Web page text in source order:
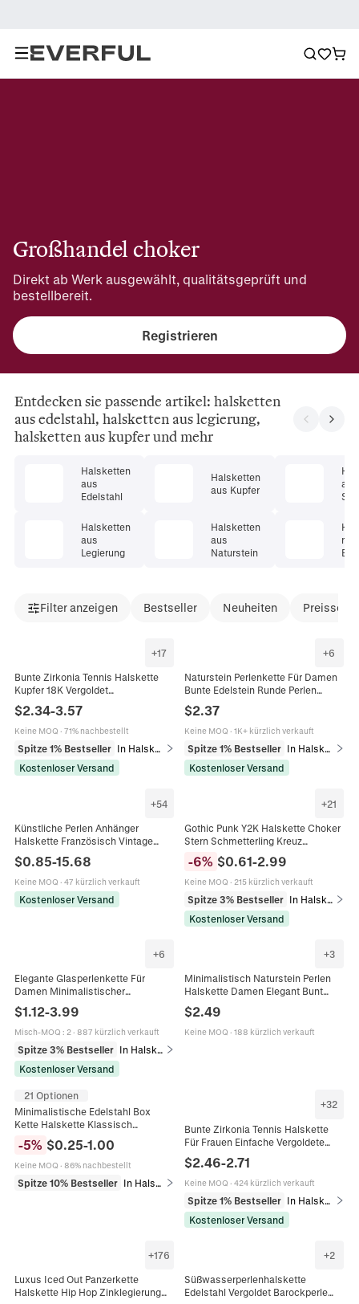
Großhandel choker
Direkt ab Werk ausgewählt, qualitätsgeprüft und
bestellbereit.
Registrieren
Entdecken sie passende artikel: halsketten
aus edelstahl, halsketten aus legierung,
halsketten aus kupfer und mehr
Halsketten
aus
Edelstahl
Halsketten
aus
Legierung
Halsketten
aus Kupfer
Halsketten
aus
Naturstein
mit
Filter anzeigen Bestseller Neuheiten
+17
Bunte Zirkonia Tennis Halskette
Kupfer 18K Vergoldet
Smaragdschliff Rechteckige Runde
Steine Choker Schmuck Für
Damen
$2.34-3.57
Keine MOQ · 71% nachbestellt
Spitze 1% Bestseller
In Halsketten
Kostenloser Versand
+6
Naturstein Perlenkette Für Damen
Bunte Edelstein Runde Perlen
Choker Bohemian Sommer
Schmuck Mit Legierung
Verlängerung
$2.37
Keine MOQ · 1K+ kürzlich verkauft
Spitze 1% Bestseller
In Halsketten
Kostenloser Versand
+54
Künstliche Perlen Anhänger
Halskette Französisch Vintage
Barock Unregelmäßig Legierung
Zirkon Bogen Herz Elegant
Schlüsselbein Choker
$0.85-15.68
Keine MOQ · 47 kürzlich verkauft
Kostenloser Versand
+21
Gothic Punk Y2K Halskette Choker
Stern Schmetterling Kreuz
Anhänger Legierung Edelstahl
Perlen Grunge Schmuck
-6% $0.61-2.99
Keine MOQ · 215 kürzlich verkauft
Spitze 3% Bestseller
In Halsketten
Kostenloser Versand
+6
Elegante Glasperlenkette Für
Damen Minimalistischer
Französischer Stil Runde
Hochglänzende Choker Mit
Edelstahlverschluss
$1.12-3.99
Misch-MOQ : 2· 887 kürzlich verkauft
Spitze 3% Bestseller
In Halsketten
Kostenloser Versand
+3
Minimalistisch Naturstein Perlen
Halskette Damen Elegant Bunt
Rundstein Edelstahl Verschluss
Choker Schmuck Geschenk
$2.49
Keine MOQ · 188 kürzlich verkauft
21 Optionen
Minimalistische Edelstahl Box
Kette Halskette Klassisch
Hochglanzpoliert Einfache
Gliederkette Choker Für Damen
Herren Unisex
-5% $0.25-1.00
Keine MOQ · 86% nachbestellt
Spitze 10% Bestseller In Halsketten
+32
Bunte Zirkonia Tennis Halskette
Für Frauen Einfache Vergoldete
Schmuck Ästhetische Accessoire
$2.46-2.71
Keine MOQ · 424 kürzlich verkauft
Spitze 1% Bestseller
Kostenloser Versand
+176
Luxus Iced Out Panzerkette
Halskette Hip Hop Zinklegierung
+2
Süßwasserperlenhalskette
Edelstahl Vergoldet Barockperle